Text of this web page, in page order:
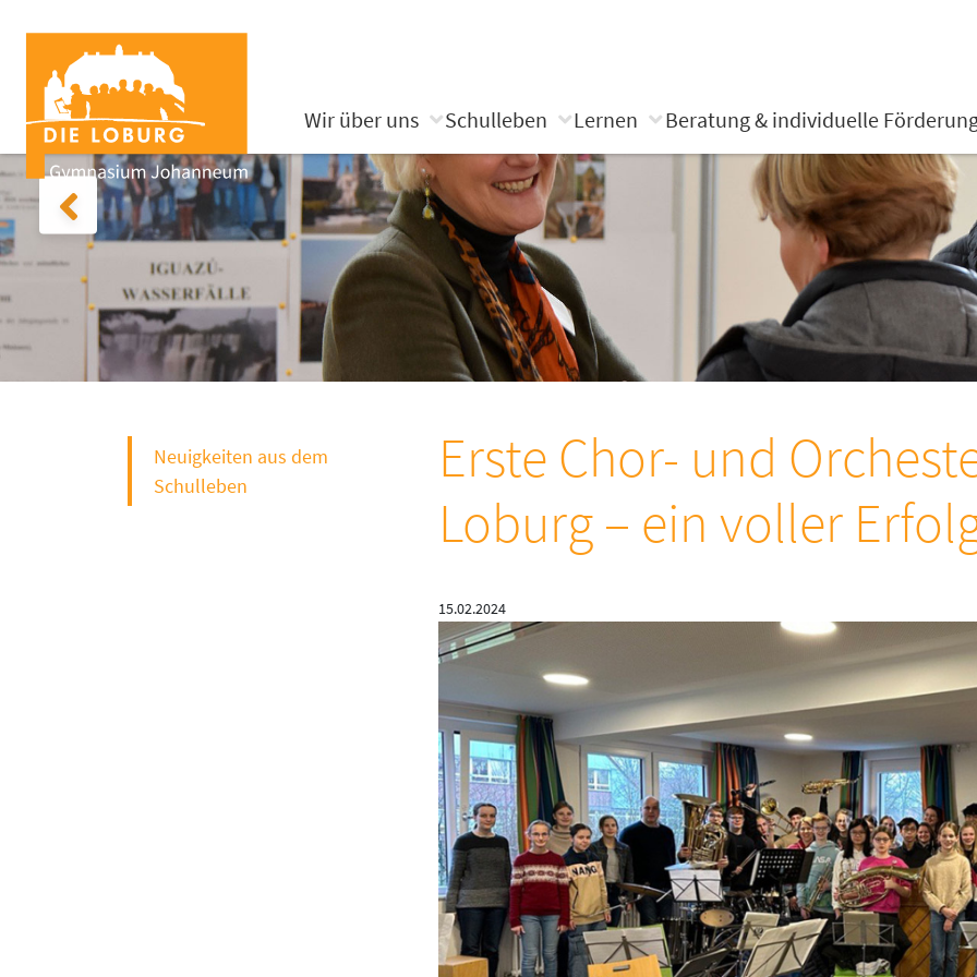
Wir über uns Schulleben Lernen Beratung & individuelle
Neuigkeiten aus dem
Schulleben
Erste Chor- und
Loburg – ein voller
15.02.2024